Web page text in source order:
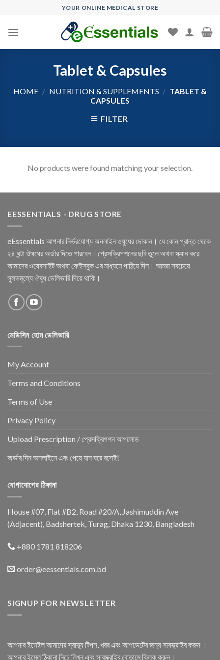
content
YOUR ONLINE MEDICAL STORE
Tablet & Capsules
HOME / NUTRITION & SUPPLEMENTS / TABLET &
CAPSULES
FILTER
No products were found matching your selection.
EESSENTIALS - DRUG STORE
eEssentials আপনার নির্ভরযোগ্য অনলাইন ওষুধের দোকান। যে কোন প্রান্ত থেকে
২৪ ঘন্টা ঔষধের অর্ডার দিতে পারবেন। প্রেসক্রিপশনের ছবি তুলে অথবা স্ক্যান করে
আমাদের ওয়েবসাইট অথবা ফেইসবুক এর মাধ্যমে পাঠিয়ে দিন। আমরা সবচেয়ে
সুলভমূল্যে ঔষুধ ডেলিভারি দিয়ে থাকি।
মেডিসিন হোম ডেলিভারি
My Account
Terms and Conditions
Terms of Use
Privacy Policy
Upload Prescription / প্রেসক্রিপশন আপলোড
অর্ডার দিন অনলাইনে এবং পেয়ে যান ঘরে বসেই!
যোগাযোগের ঠিকানা
House #07, Flat #B2, Road #20/A, Jashimuddin Ave
(Adjacent), Badshertek, Turag, Dhaka 1230, Bangladesh
+880 1781 818206
order@eessentials.com.bd
SIGNUP FOR NEWSLETTER
আপনার ইমেইল আমাদের স্বাস্থ্য টিপস, খবর এবং আপডেটের জন্য সাবস্ক্রাইব করুন ।
আপনার ইমেল ঠিকানা নিচে লিখুন এবং সাবস্ক্রাইব বোতামে ক্লিক করুন।